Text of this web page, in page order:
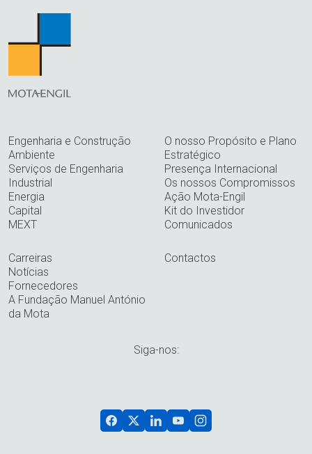
Engenharia e Construção
Ambiente
Serviços de Engenharia
Industrial
Energia
Capital
MEXT
O nosso Propósito e Plano
Estratégico
Presença Internacional
Os nossos Compromissos
Ação Mota-Engil
Kit do Investidor
Comunicados
Carreiras
Notícias
Fornecedores
A Fundação Manuel António
da Mota
Contactos
Siga-nos: